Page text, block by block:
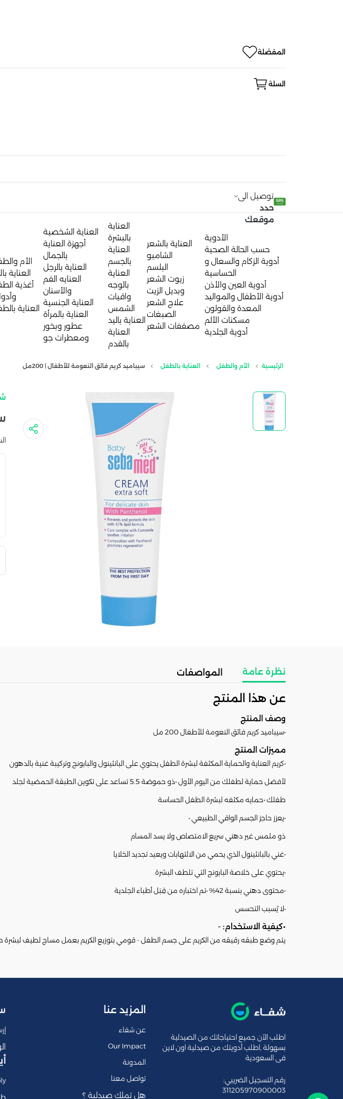
المفضلة
السلة
توصيل الى
حدد
موقعك
الأدوية
حسب الحالة الصحية
أدوية الزكام والسعال و
الحساسية
أدوية العين والأذن
أدوية الأطفال والمواليد
المعدة والقولون
مسكنات الألم
أدوية الجلدية
العناية بالشعر
الشامبو
البلسم
زيوت الشعر
وبديل الزيت
علاج الشعر
الصبغات
مصففات الشعر
العناية
بالبشرة
العناية
بالجسم
العناية
بالوجه
واقيات
الشمس
العناية باليد
العناية
بالقدم
العناية الشخصية
أجهزة العناية
بالجمال
العناية بالرجل
العنايه الفم
والأسنان
العناية الجنسية
العناية بالمرأة
عطور وبخور
ومعطرات جو
الأم
العناية
أغذية
العناية
الرئيسية الأم والطفل العناية بالطفل سيباميد كريم فائق النعومة للأطفال | 200مل
نظرة عامة المواصفات
عن هذا المنتج
وصف المنتج
•سيباميد كريم فائق النعومة للأطفال 200 مل
مميزات المنتج
•كريم العناية والحماية المكثفة لبشرة الطفل يحتوي على البانثينول والبابونج وتركيبة غنية بالدهون
لأفضل حماية لطفلك من اليوم الأول •ذو حموضة 5.5 تساعد على تكوين الطبقة الحمضية لجلد
طفلك •حمايه مكثفه لبشرة الطفل الحساسة
•يعزز حاجز الجسم الواقي الطبيعي •
ذو ملمس غير دهني سريع الامتصاص ولا يسد المسام
•غني بالبانثينول الذي يحمي من الالتهابات ويعيد تجديد الخلايا
•يحتوي على خلاصة البابونج التي تلطف البشرة
•محتوى دهني بنسبة 42% •تم اختباره من قِبَل أطباء الجلدية
•لا يُسبب التحسس
•كيفية الاستخدام: -
يتم وضع طبقه رقيقه من الكريم على جسم الطفل - قومي بتوزيع الكريم بعمل مساج لطيف
اطلب الآن جميع احتياجاتك من الصيدلية
بسهولة ,اطلب أدويتك من صيدلية اون لاين
فى السعودية
رقم التسجيل الضريبي:
311205970900003
المزيد عنا
عن شفاء
Our Impact
المدونة
تواصل معنا
هل تملك صيدلية ؟